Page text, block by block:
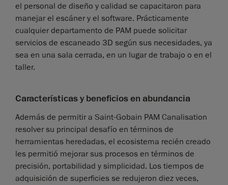
el personal de diseño y calidad se capacitaron para
manejar el escáner y el software. Prácticamente
cualquier departamento de PAM puede solicitar
servicios de escaneado 3D según sus necesidades, ya
sea en una sala cerrada, en un lugar de trabajo o en el
taller.
Características y beneficios en abundancia
Además de permitir a Saint-Gobain PAM Canalisation
resolver su principal desafío en términos de
herramientas heredadas, el ecosistema recién creado
les permitió mejorar sus procesos en términos de
precisión, portabilidad y simplicidad. Los tiempos de
adquisición de superficies se redujeron diez veces,